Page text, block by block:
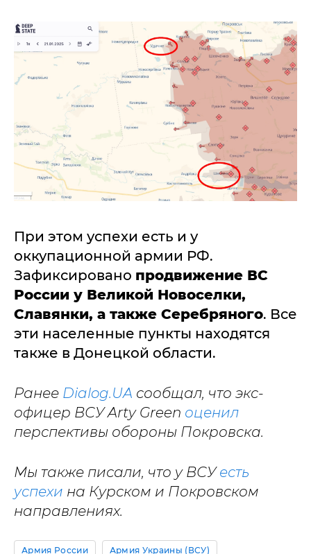
При этом успехи есть и у
оккупационной армии РФ.
Зафиксировано продвижение ВС
России у Великой Новоселки,
Славянки, а также Серебряного. Все
эти населенные пункты находятся
также в Донецкой области.
Ранее Dialog.UA сообщал, что экс-
офицер ВСУ Arty Green оценил
перспективы обороны Покровска.
Мы также писали, что у ВСУесть
успехи на Курском и Покровском
направлениях.
Армия России Армия Украины (ВСУ)